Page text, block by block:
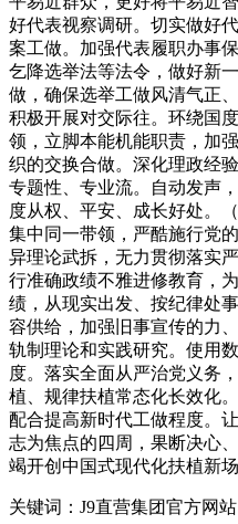
关键词：J9直营集团官方网站